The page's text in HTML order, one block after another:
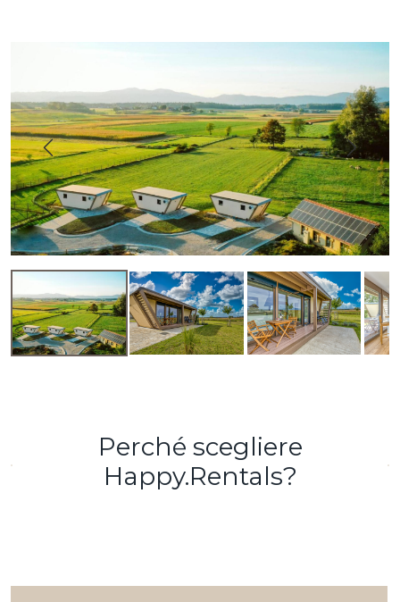
Perché scegliere
Happy.Rentals?